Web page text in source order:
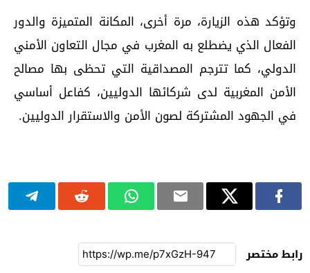
وتؤكد هذه الزيارة، مرة أخرى، المكانة المتميزة والدور
الفعال الذي يضطلع به المغرب في مجال التعاون الأمني
الدولي، كما تترجم المصداقية التي تحظى بها مصالح
الأمن المغربية لدى شركائها الدوليين، كفاعل أساسي
في الجهود المشتركة لصون الأمن والاستقرار الدوليين.
رابط مختصر